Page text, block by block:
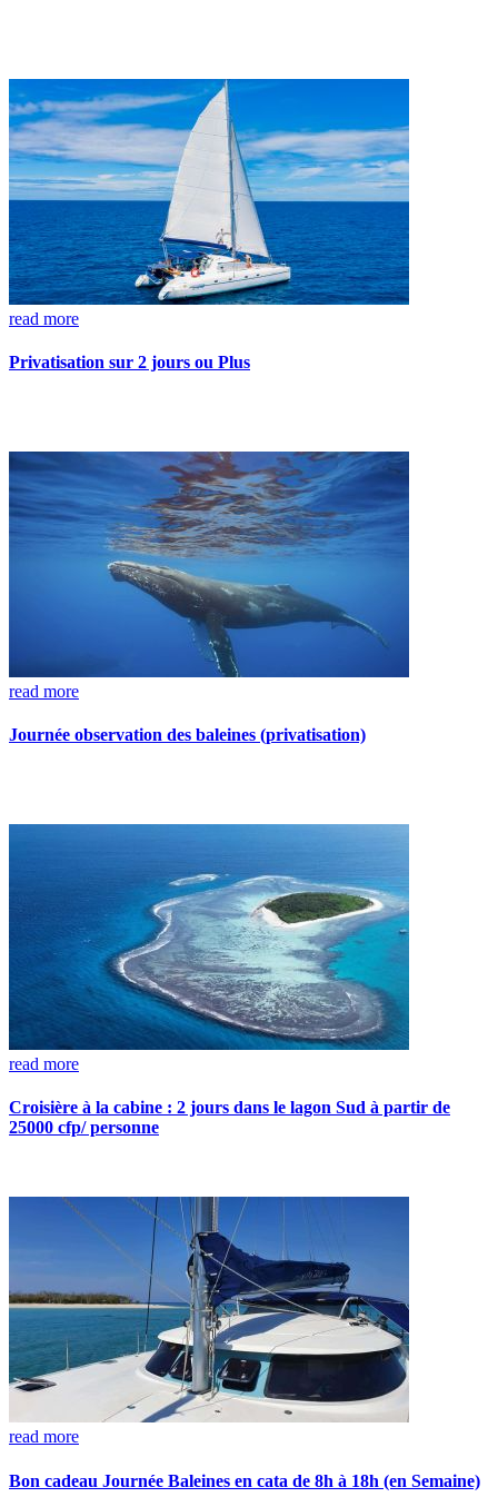
read more
Privatisation sur 2 jours ou Plus
read more
Journée observation des baleines (privatisation)
read more
Croisière à la cabine : 2 jours dans le lagon Sud à partir de
25000 cfp/ personne
read more
Bon cadeau Journée Baleines en cata de 8h à 18h (en Semaine)